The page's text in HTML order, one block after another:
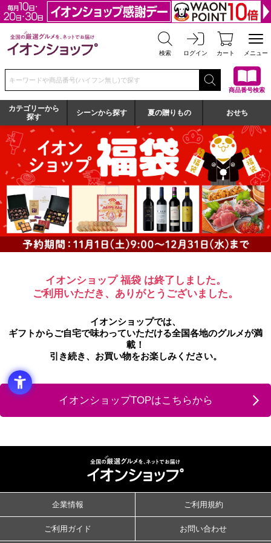
全国の厳選グルメを、ネットでお届け イオンショップ
検索 ログイン カート メニュー
検索キーワードまたは商品番号を入力してください
商品番号検索
カテゴリーから
探す
シーンから探す 夏の贈りもの おせち
イオンショップ 福袋 は終了しました。
ご利用いただき、ありがとうございました。
イオンショップでは、
ギフトからご自宅で味わっていただける全国各地のグルメが満
載！
引き続き、お買い物をお楽しみください。
イオンショップTOPはこちらから
企業情報 ご利用規約
ご利用ガイド お問い合わせ